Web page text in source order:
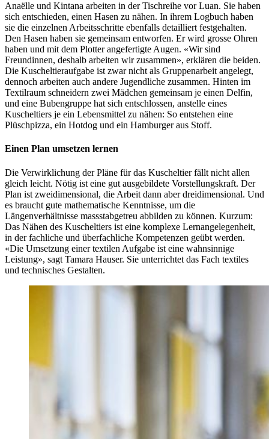
Anaëlle und Kintana arbeiten in der Tischreihe vor Luan. Sie haben
sich entschieden, einen Hasen zu nähen. In ihrem Logbuch haben
sie die einzelnen Arbeitsschritte ebenfalls detailliert festgehalten.
Den Hasen haben sie gemeinsam entworfen. Er wird grosse Ohren
haben und mit dem Plotter angefertigte Augen. «Wir sind
Freundinnen, deshalb arbeiten wir zusammen», erklären die beiden.
Die Kuscheltieraufgabe ist zwar nicht als Gruppenarbeit angelegt,
dennoch arbeiten auch andere Jugendliche zusammen. Hinten im
Textilraum schneidern zwei Mädchen gemeinsam je einen Delfin,
und eine Bubengruppe hat sich entschlossen, anstelle eines
Kuscheltiers je ein Lebensmittel zu nähen: So entstehen eine
Plüschpizza, ein Hotdog und ein Hamburger aus Stoff.
Einen Plan umsetzen lernen
Die Verwirklichung der Pläne für das Kuscheltier fällt nicht allen
gleich leicht. Nötig ist eine gut ausgebildete Vorstellungskraft. Der
Plan ist zweidimensional, die Arbeit dann aber dreidimensional. Und
es braucht gute mathematische Kenntnisse, um die
Längenverhältnisse massstabgetreu abbilden zu können. Kurzum:
Das Nähen des Kuscheltiers ist eine komplexe Lernangelegenheit,
in der fachliche und überfachliche Kompetenzen geübt werden.
«Die Umsetzung einer textilen Aufgabe ist eine wahnsinnige
Leistung», sagt Tamara Hauser. Sie unterrichtet das Fach textiles
und technisches Gestalten.